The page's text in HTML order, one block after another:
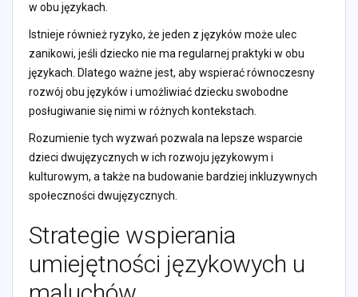
w obu językach.
Istnieje również ryzyko, że jeden z języków może ulec
zanikowi, jeśli dziecko nie ma regularnej praktyki w obu
językach. Dlatego ważne jest, aby wspierać równoczesny
rozwój obu języków i umożliwiać dziecku swobodne
posługiwanie się nimi w różnych kontekstach.
Rozumienie tych wyzwań pozwala na lepsze wsparcie
dzieci dwujęzycznych w ich rozwoju językowym i
kulturowym, a także na budowanie bardziej inkluzywnych
społeczności dwujęzycznych.
Strategie wspierania
umiejętności językowych u